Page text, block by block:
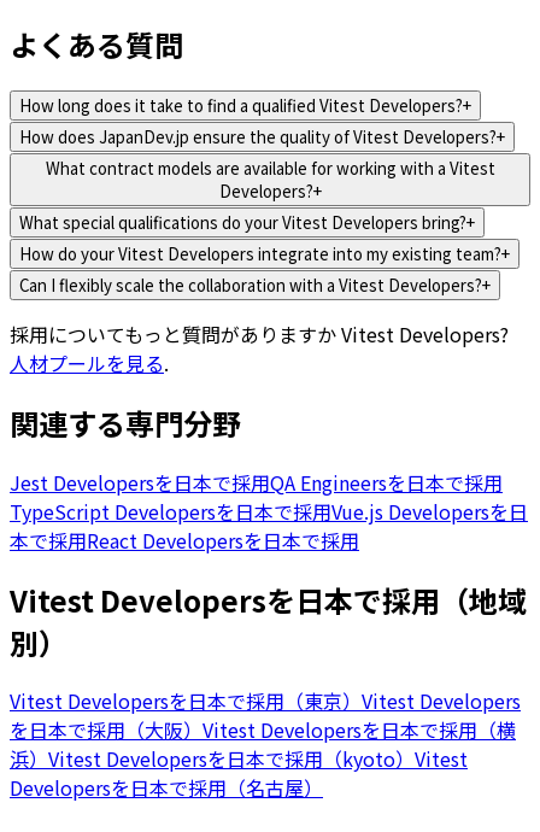
よくある質問
How long does it take to find a qualified Vitest Developers?+
How does JapanDev.jp ensure the quality of Vitest Developers?+
What contract models are available for working with a Vitest
Developers?+
What special qualifications do your Vitest Developers bring?+
How do your Vitest Developers integrate into my existing team?+
Can I flexibly scale the collaboration with a Vitest Developers?+
採用についてもっと質問がありますかVitest Developers?
人材プールを見る.
関連する専門分野
Jest Developersを日本で採用QA Engineersを日本で採用
TypeScript Developersを日本で採用Vue.js Developersを日
本で採用React Developersを日本で採用
Vitest Developersを日本で採用（地域
別）
Vitest Developersを日本で採用（東京） Vitest Developers
を日本で採用（大阪） Vitest Developersを日本で採用（横
浜） Vitest Developersを日本で採用（kyoto） Vitest
Developersを日本で採用（名古屋）